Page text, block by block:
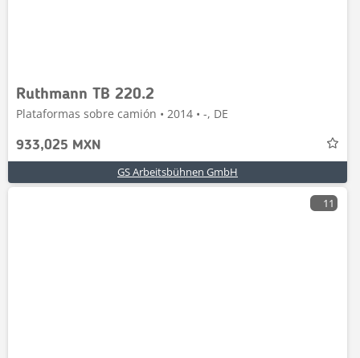
Ruthmann TB 220.2
Plataformas sobre camión • 2014 • -, DE
933,025 MXN
GS Arbeitsbühnen GmbH
11